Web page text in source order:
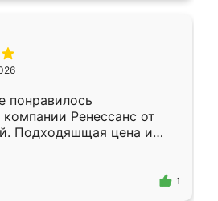
понравилось
Ренессанс от
Подходяшщая цена и
Приехавший
Владислав
эскизу самый
1